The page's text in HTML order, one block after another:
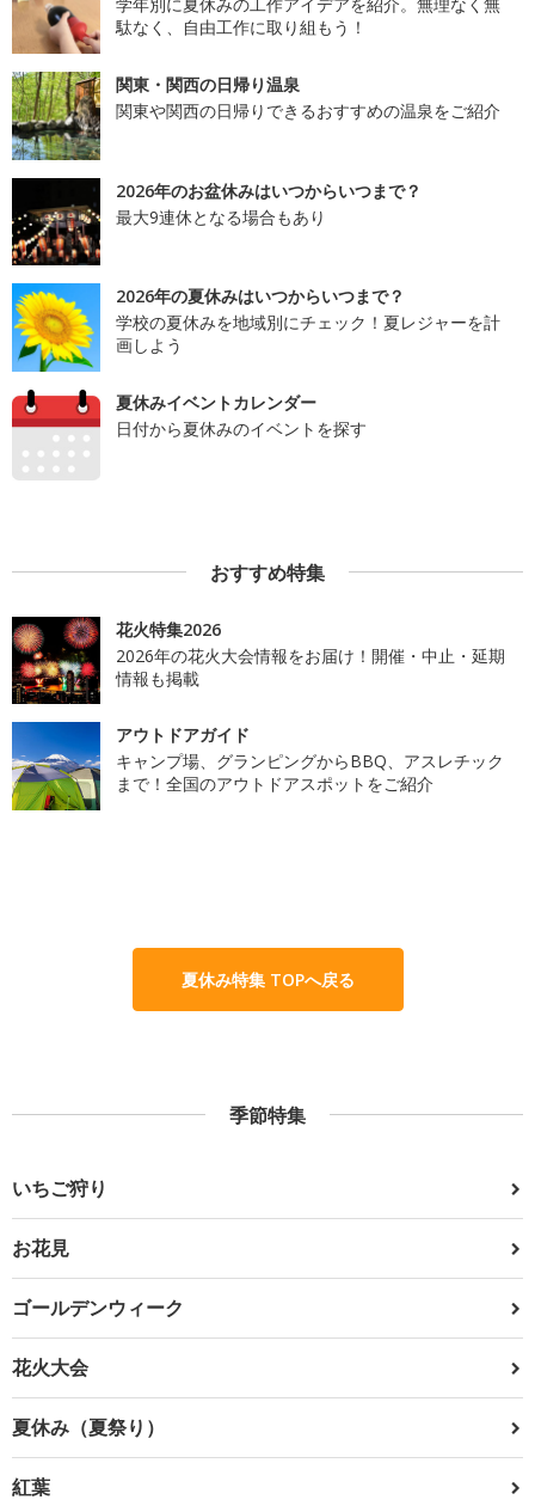
学年別に夏休みの工作アイデアを紹介。無理なく無
駄なく、自由工作に取り組もう！
関東・関西の日帰り温泉
関東や関西の日帰りできるおすすめの温泉をご紹介
2026年のお盆休みはいつからいつまで？
最大9連休となる場合もあり
2026年の夏休みはいつからいつまで？
学校の夏休みを地域別にチェック！夏レジャーを計
画しよう
夏休みイベントカレンダー
日付から夏休みのイベントを探す
おすすめ特集
花火特集2026
2026年の花火大会情報をお届け！開催・中止・延期
情報も掲載
アウトドアガイド
キャンプ場、グランピングからBBQ、アスレチック
まで！全国のアウトドアスポットをご紹介
夏休み特集 TOPへ戻る
季節特集
いちご狩り
お花見
ゴールデンウィーク
花火大会
夏休み（夏祭り）
紅葉